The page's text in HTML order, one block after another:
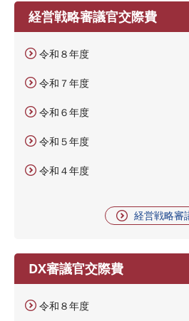
経営戦略審議官交際費
令和８年度
令和７年度
令和６年度
令和５年度
令和４年度
経営戦略審
DX審議官交際費
令和８年度